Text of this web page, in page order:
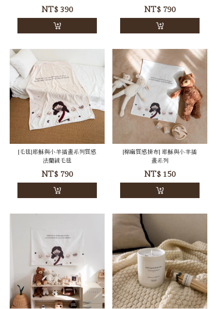
本可以選擇)
NT$390 NT$790
[毛毯]耶穌與小羊插畫系列質感
法蘭絨毛毯
NT$790
[棉麻質感掛布] 耶穌與小羊插
畫系列
NT$150